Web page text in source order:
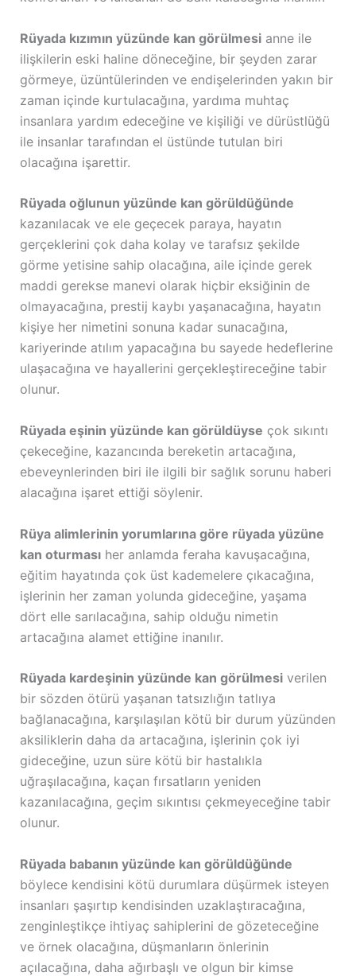
Rüyada kızımın yüzünde kan görülmesianne ile
ilişkilerin eski haline döneceğine, bir şeyden zarar
görmeye, üzüntülerinden ve endişelerinden yakın bir
zaman içinde kurtulacağına, yardıma muhtaç
insanlara yardım edeceğine ve kişiliği ve dürüstlüğü
ile insanlar tarafından el üstünde tutulan biri
olacağına işarettir.
Rüyada oğlunun yüzünde kan görüldüğünde
kazanılacak ve ele geçecek paraya, hayatın
gerçeklerini çok daha kolay ve tarafsız şekilde
görme yetisine sahip olacağına, aile içinde gerek
maddi gerekse manevi olarak hiçbir eksiğinin de
olmayacağına, prestij kaybı yaşanacağına, hayatın
kişiye her nimetini sonuna kadar sunacağına,
kariyerinde atılım yapacağına bu sayede hedeflerine
ulaşacağına ve hayallerini gerçekleştireceğine tabir
olunur.
Rüyada eşinin yüzünde kan görüldüyse çok sıkıntı
çekeceğine, kazancında bereketin artacağına,
ebeveynlerinden biri ile ilgili bir sağlık sorunu haberi
alacağına işaret ettiği söylenir.
Rüya alimlerinin yorumlarına göre rüyada yüzüne
kan oturmasıher anlamda feraha kavuşacağına,
eğitim hayatında çok üst kademelere çıkacağına,
işlerinin her zaman yolunda gideceğine, yaşama
dört elle sarılacağına, sahip olduğu nimetin
artacağına alamet ettiğine inanılır.
Rüyada kardeşinin yüzünde kan görülmesiverilen
bir sözden ötürü yaşanan tatsızlığın tatlıya
bağlanacağına, karşılaşılan kötü bir durum yüzünden
aksiliklerin daha da artacağına, işlerinin çok iyi
gideceğine, uzun süre kötü bir hastalıkla
uğraşılacağına, kaçan fırsatların yeniden
kazanılacağına, geçim sıkıntısı çekmeyeceğine tabir
olunur.
Rüyada babanın yüzünde kan görüldüğünde
böylece kendisini kötü durumlara düşürmek isteyen
insanları şaşırtıp kendisinden uzaklaştıracağına,
zenginleştikçe ihtiyaç sahiplerini de gözeteceğine
ve örnek olacağına, düşmanların önlerinin
açılacağına, daha ağırbaşlı ve olgun bir kimse